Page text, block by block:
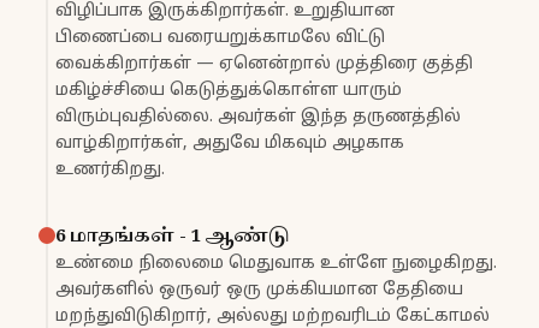
விழிப்பாக இருக்கிறார்கள். உறுதியான
பிணைப்பை வரையறுக்காமலே விட்டு
வைக்கிறார்கள் — ஏனென்றால் முத்திரை குத்தி
மகிழ்ச்சியை கெடுத்துக்கொள்ள யாரும்
விரும்புவதில்லை. அவர்கள் இந்த தருணத்தில்
வாழ்கிறார்கள், அதுவே மிகவும் அழகாக
உணர்கிறது.
6 மாதங்கள் - 1 ஆண்டு
உண்மை நிலைமை மெதுவாக உள்ளே நுழைகிறது.
அவர்களில் ஒருவர் ஒரு முக்கியமான தேதியை
மறந்துவிடுகிறார், அல்லது மற்றவரிடம் கேட்காமல்